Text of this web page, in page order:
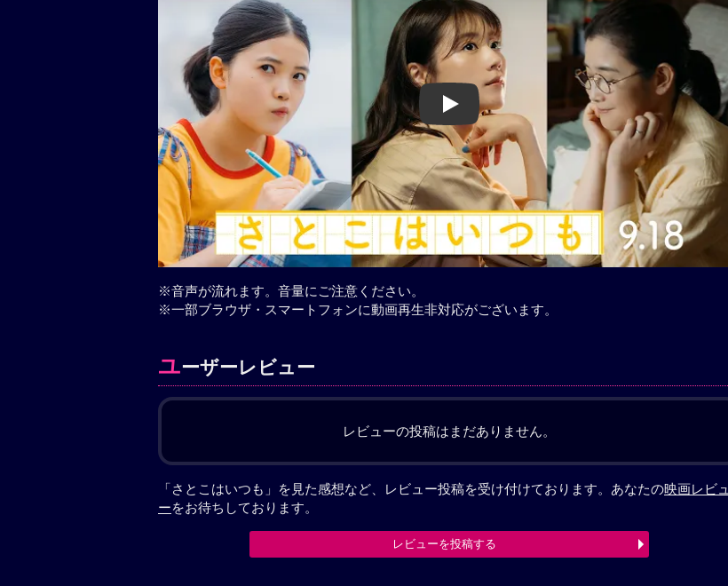
Play
※音声が流れます。音量にご注意ください。
※一部ブラウザ・スマートフォンに動画再生非対応がございます。
ユーザーレビュー
レビューの投稿はまだありません。
「さとこはいつも」を見た感想など、レビュー投稿を受け付けております。あなたの映画レビュ
ーをお待ちしております。
レビューを投稿する